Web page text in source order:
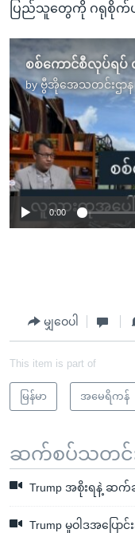
ပြည်သူတွေကို ဂရုစိုက်ပ
byဗွီအိုအေသတင်းဌာန
No
0:00
မျှဝေပါ
This item is part of
မြန်မာ အမေရိကန်
ဆက်စပ်သတင်းမ
Trump အစိုးရနဲ့ ဆက်
Trump မူဝါဒအပြော